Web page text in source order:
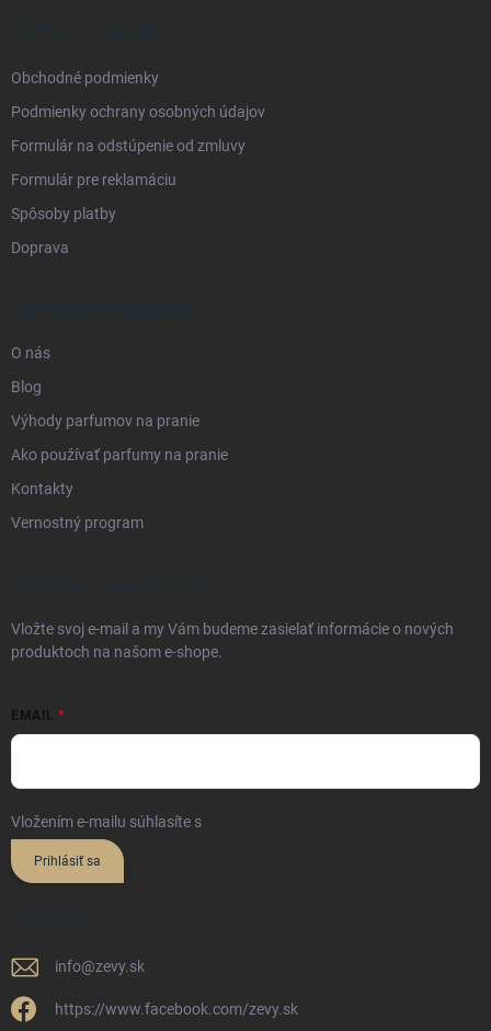
Obchodné podmienky
Podmienky ochrany osobných údajov
Formulár na odstúpenie od zmluvy
Formulár pre reklamáciu
Spôsoby platby
Doprava
O nás
Blog
Výhody parfumov na pranie
Ako používať parfumy na pranie
Kontakty
Vernostný program
Vložte svoj e-mail a my Vám budeme zasielať informácie o nových
produktoch na našom e-shope.
EMAIL
Vložením e-mailu súhlasíte s
Prihlásiť sa
info@zevy.sk
https://www.facebook.com/zevy.sk